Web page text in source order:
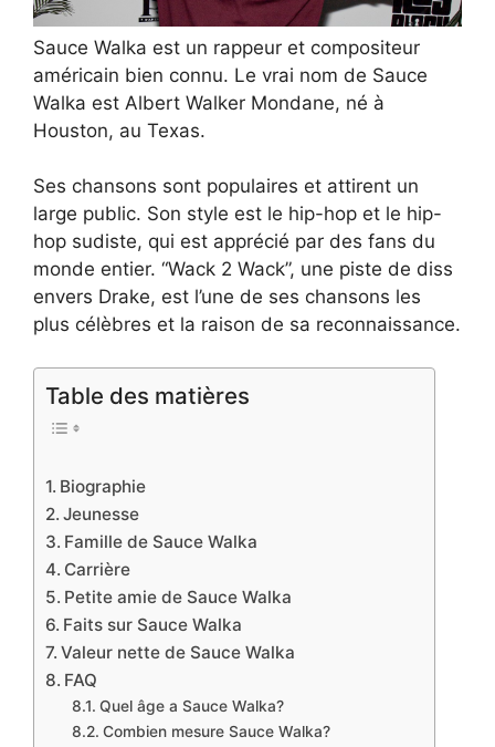
Sauce Walka est un rappeur et compositeur
américain bien connu. Le vrai nom de Sauce
Walka est Albert Walker Mondane, né à
Houston, au Texas.
Ses chansons sont populaires et attirent un
large public. Son style est le hip-hop et le hip-
hop sudiste, qui est apprécié par des fans du
monde entier. “Wack 2 Wack”, une piste de diss
envers Drake, est l’une de ses chansons les
plus célèbres et la raison de sa reconnaissance.
Table des matières
Biographie
Jeunesse
Famille de Sauce Walka
Carrière
Petite amie de Sauce Walka
Faits sur Sauce Walka
Valeur nette de Sauce Walka
FAQ
Quel âge a Sauce Walka?
Combien mesure Sauce Walka?